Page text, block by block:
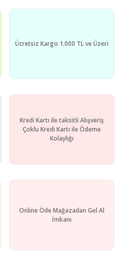
pahalı.
Ücretsiz Kargo 1.000 TL ve Üzeri
Kredi Kartı ile taksitli Alışveriş
Çoklu Kredi Kartı ile Ödeme
Kolaylığı
Online Öde Mağazadan Gel Al
İmkanı